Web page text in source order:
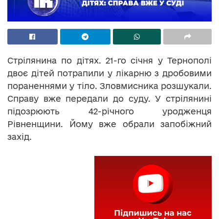
Стрілянина по дітях. 21-го січня у Тернополі
двоє дітей потрапили у лікарню з дробовими
пораненнями у тіло. Зловмисника розшукали.
Справу вже передали до суду. У стрілянині
підозрюють 42-річного уродженця
Рівненщини. Йому вже обрали запобіжний
захід.